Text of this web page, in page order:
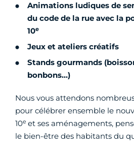
Animations ludiques de
du code de la rue avec la
10e
Jeux et ateliers créatifs
Stands gourmands
bonbons…)
Nous vous attendons
pour célébrer ensemble le
10e et ses aménagements,
le bien-être des habitants du